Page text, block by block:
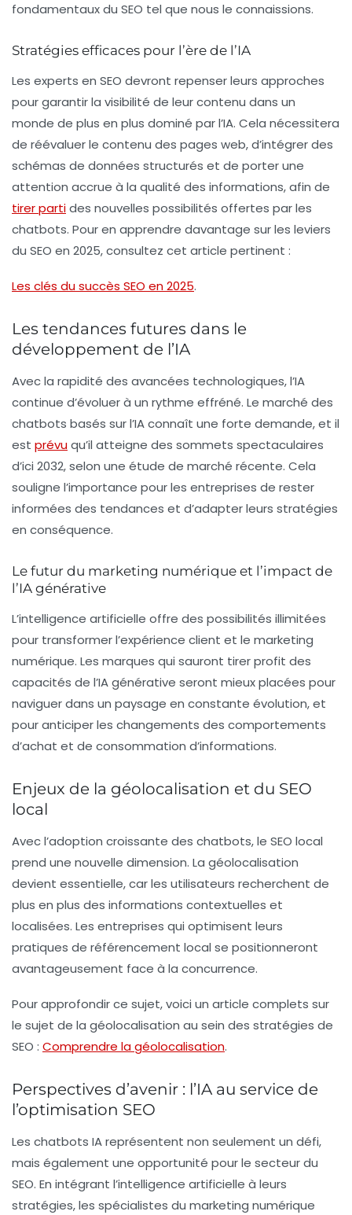
fondamentaux du SEO tel que nous le connaissions.
Stratégies efficaces pour l’ère de l’IA
Les experts en SEO devront repenser leurs approches
pour garantir la visibilité de leur contenu dans un
monde de plus en plus dominé par l’IA. Cela nécessitera
de réévaluer le contenu des pages web, d’intégrer des
schémas de données structurés et de porter une
attention accrue à la qualité des informations, afin de
tirer partides nouvelles possibilités offertes par les
chatbots. Pour en apprendre davantage sur les leviers
du SEO en 2025, consultez cet article pertinent :
Les clés du succès SEO en 2025.
Les tendances futures dans le
développement de l’IA
Avec la rapidité des avancées technologiques, l’IA
continue d’évoluer à un rythme effréné. Le marché des
chatbots basés sur l’IAconnaît une forte demande, et il
est prévuqu’il atteigne des sommets spectaculaires
d’ici 2032, selon une étude de marché récente. Cela
souligne l’importance pour les entreprises de rester
informées des tendances et d’adapter leurs stratégies
en conséquence.
Le futur du marketing numérique et l’impact de
l’IA générative
L’intelligence artificielle offre des possibilités illimitées
pour transformer l’expérience client et le marketing
numérique. Les marques qui sauront tirer profit des
capacités de l’IA générative seront mieux placées pour
naviguer dans un paysage en constante évolution, et
pour anticiper les changements des comportements
d’achat et de consommation d’informations.
Enjeux de la géolocalisation et du SEO
local
Avec l’adoption croissante des chatbots, le SEO local
prend une nouvelle dimension. La géolocalisation
devient essentielle, car les utilisateurs recherchent de
plus en plus des informations contextuelles et
localisées. Les entreprises qui optimisent leurs
pratiques de référencement local se positionneront
avantageusement face à la concurrence.
Pour approfondir ce sujet, voici un article complets sur
le sujet de la géolocalisation au sein des stratégies de
SEO : Comprendre la géolocalisation.
Perspectives d’avenir : l’IA au service de
l’optimisation SEO
Les chatbots IA représentent non seulement un défi,
mais également une opportunité pour le secteur du
SEO. En intégrant l’intelligence artificielle à leurs
stratégies, les spécialistes du marketing numérique